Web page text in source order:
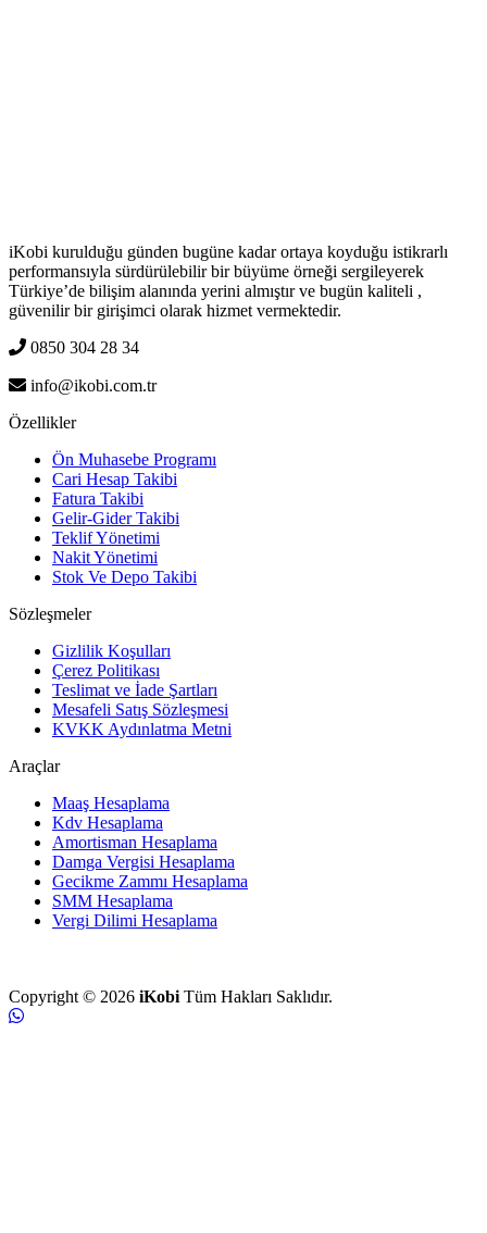
iKobi kurulduğu günden bugüne kadar ortaya koyduğu istikrarlı
performansıyla sürdürülebilir bir büyüme örneği sergileyerek
Türkiye’de bilişim alanında yerini almıştır ve bugün kaliteli ,
güvenilir bir girişimci olarak hizmet vermektedir.
0850 304 28 34
info@ikobi.com.tr
Özellikler
Ön Muhasebe Programı
Cari Hesap Takibi
Fatura Takibi
Gelir-Gider Takibi
Teklif Yönetimi
Nakit Yönetimi
Stok Ve Depo Takibi
Sözleşmeler
Gizlilik Koşulları
Çerez Politikası
Teslimat ve İade Şartları
Mesafeli Satış Sözleşmesi
KVKK Aydınlatma Metni
Araçlar
Maaş Hesaplama
Kdv Hesaplama
Amortisman Hesaplama
Damga Vergisi Hesaplama
Gecikme Zammı Hesaplama
SMM Hesaplama
Vergi Dilimi Hesaplama
Copyright © 2026 iKobi Tüm Hakları Saklıdır.